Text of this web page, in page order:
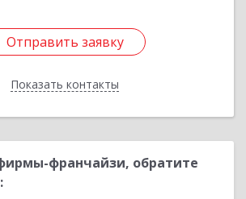
Отправить заявку
Показать контакты
Отправить заявку
Назад
франчайзи, обратите